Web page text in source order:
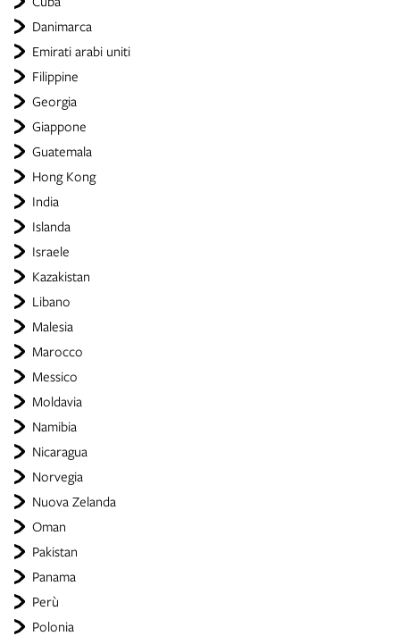
Danimarca
Emirati arabi uniti
Filippine
Georgia
Giappone
Guatemala
Hong Kong
India
Islanda
Israele
Kazakistan
Libano
Malesia
Marocco
Messico
Moldavia
Namibia
Nicaragua
Norvegia
Nuova Zelanda
Oman
Pakistan
Panama
Perù
Polonia